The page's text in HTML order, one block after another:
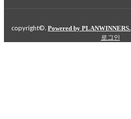
copyright©. Powered by PLANWINNERS.
로그인